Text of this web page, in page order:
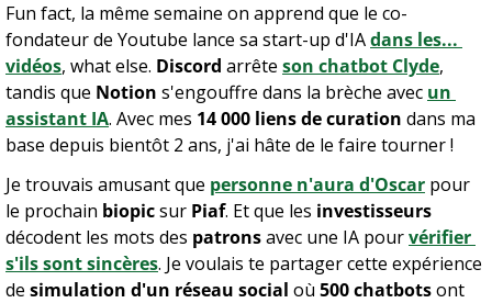
Fun fact, la même semaine on apprend que le co-
fondateur de Youtube lance sa start-up d'IA dans les...
vidéos, what else. Discord arrête son chatbot Clyde,
tandis que Notion s'engouffre dans la brèche avec un
assistant IA. Avec mes 14 000 liens de curation dans ma
base depuis bientôt 2 ans, j'ai hâte de le faire tourner !
Je trouvais amusant que personne n'aura d'Oscar pour
le prochain biopic sur Piaf. Et que les investisseurs
décodent les mots des patrons avec une IA pour vérifier
s'ils sont sincères. Je voulais te partager cette expérience
de simulation d'un réseau social où 500 chatbots ont